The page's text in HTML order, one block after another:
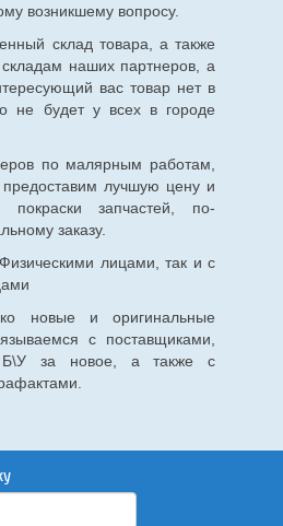
возникшему вопросу.
склад товара, а также
наших партнеров, а
вас товар нет в
не будет у всех в городе
по малярным работам,
предоставим лучшую цену и
покраски запчастей, по-
заказу.
лицами, так и с
новые и оригинальные
с поставщиками,
Б\У за новое, а также с